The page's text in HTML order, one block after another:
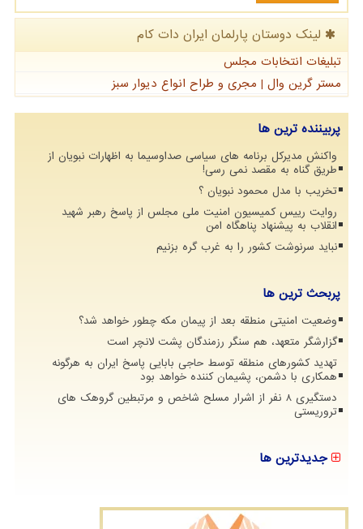
لینک دوستان پارلمان ایران دات كام
تبلیغات انتخابات مجلس
مستر گرین وال | مجری و طراح انواع دیوار سبز
پربیننده ترین ها
واکنش مدیرکل برنامه های سیاسی صداوسیما به اظهارات نبویان از
طریق گناه به مقصد نمی رسی!
تخریب با مدل محمود نبویان ؟
روایت رییس کمیسیون امنیت ملی مجلس از پاسخ رهبر شهید
انقلاب به پیشنهاد پناهگاه امن
نباید سرنوشت کشور را به غرب گره بزنیم
پربحث ترین ها
وضعیت امنیتی منطقه بعد از پیمان مکه چطور خواهد شد؟
گزارشگر متعهد، هم سنگر رزمندگان پشت لانچر است
تهدید کشورهای منطقه توسط حاجی بابایی پاسخ ایران به هرگونه
همکاری با دشمن، پشیمان کننده خواهد بود
دستگیری 8 نفر از اشرار مسلح شاخص و مرتبطین گروهک های
تروریستی
جدیدترین ها